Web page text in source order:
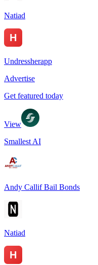
Natiad
Undressherapp
Advertise
Get featured today
View
Smallest AI
Andy Callif Bail Bonds
Natiad